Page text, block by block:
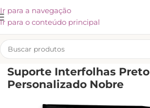
Ir para a navegação
Ir para o conteúdo principal
INÍCIO/KLIVEX
Suporte Interfolhas Preto
Personalizado Nobre